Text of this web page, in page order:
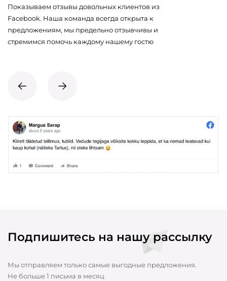
Показываем отзывы довольных клиентов из
Facebook. Наша команда всегда открыта к
предложениям, мы предельно отзывчивы и
стремимся помочь каждому нашему гостю
Подпишитесь на нашу рассылку
Мы отправляем только самые выгодные предложения.
Не больше 1 письма в месяц